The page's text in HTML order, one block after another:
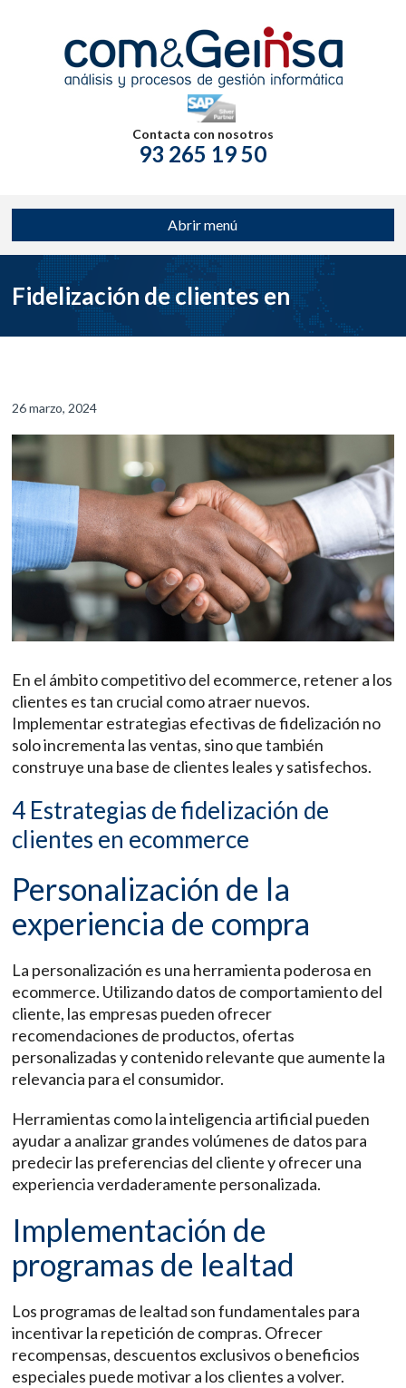
Contacta con nosotros
93 265 19 50
Abrir menú
Fidelización de clientes en
26 marzo, 2024
En el ámbito competitivo del ecommerce, retener a los
clientes es tan crucial como atraer nuevos.
Implementar estrategias efectivas de fidelización no
solo incrementa las ventas, sino que también
construye una base de clientes leales y satisfechos.
4 Estrategias de fidelización de
clientes en ecommerce
Personalización de la
experiencia de compra
La personalización es una herramienta poderosa en
ecommerce. Utilizando datos de comportamiento del
cliente, las empresas pueden ofrecer
recomendaciones de productos, ofertas
personalizadas y contenido relevante que aumente la
relevancia para el consumidor.
Herramientas como la inteligencia artificial pueden
ayudar a analizar grandes volúmenes de datos para
predecir las preferencias del cliente y ofrecer una
experiencia verdaderamente personalizada.
Implementación de
programas de lealtad
Los programas de lealtad son fundamentales para
incentivar la repetición de compras. Ofrecer
recompensas, descuentos exclusivos o beneficios
especiales puede motivar a los clientes a volver.